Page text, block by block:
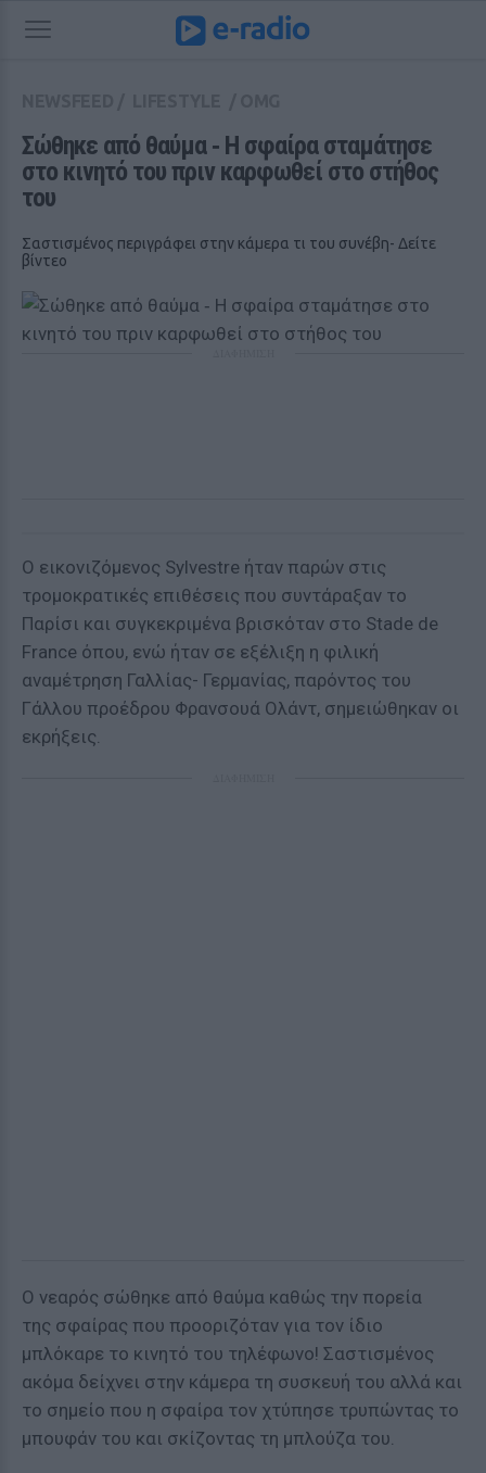
Σώθηκε από θαύμα ‑ Η σφαίρα σταμάτησε
στο κινητό του πριν καρφωθεί στο στήθος
του
Σαστισμένος περιγράφει στην κάμερα τι του συνέβη- Δείτε
βίντεο
O εικονιζόμενος Sylvestre ήταν παρών στις
τρομοκρατικές επιθέσεις που συντάραξαν το
Παρίσι και συγκεκριμένα βρισκόταν στο Stade de
France όπου, ενώ ήταν σε εξέλιξη η φιλική
αναμέτρηση Γαλλίας- Γερμανίας, παρόντος του
Γάλλου προέδρου Φρανσουά Ολάντ, σημειώθηκαν οι
εκρήξεις.
Ο νεαρός σώθηκε από θαύμα καθώς την πορεία
της σφαίρας που προοριζόταν για τον ίδιο
μπλόκαρε το κινητό του τηλέφωνο! Σαστισμένος
ακόμα δείχνει στην κάμερα τη συσκευή του αλλά και
το σημείο που η σφαίρα τον χτύπησε τρυπώντας το
μπουφάν του και σκίζοντας τη μπλούζα του.